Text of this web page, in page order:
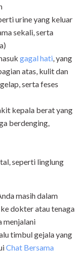
urine yang keluar
sekali, serta
gagal hati, yang
atas, kulit dan
serta feses
kepala berat yang
berdenging,
seperti linglung
masih dalam
dokter atau tenaga
menjalani
timbul gejala yang
Chat Bersama